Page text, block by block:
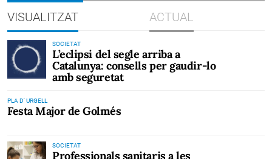
VISUALITZAT ACTUAL
SOCIETAT
L’eclipsi del segle arriba a
Catalunya: consells per gaudir-lo
amb seguretat
PLA D' URGELL
Festa Major de Golmés
SOCIETAT
Professionals sanitaris a les